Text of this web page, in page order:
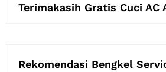
Terimakasih Gratis Cuci AC
Rekomendasi Bengkel